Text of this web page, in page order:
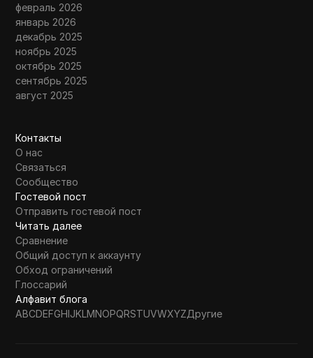
февраль 2026
январь 2026
декабрь 2025
ноябрь 2025
октябрь 2025
сентябрь 2025
август 2025
Контакты
О нас
Связаться
Сообщество
Гостевой пост
Отправить гостевой пост
Читать далее
Сравнение
Общий доступ к аккаунту
Обход ограничений
Глоссарий
Алфавит блога
ABCDEFGHIJKLMNOPQRSTUVWXYZДругие